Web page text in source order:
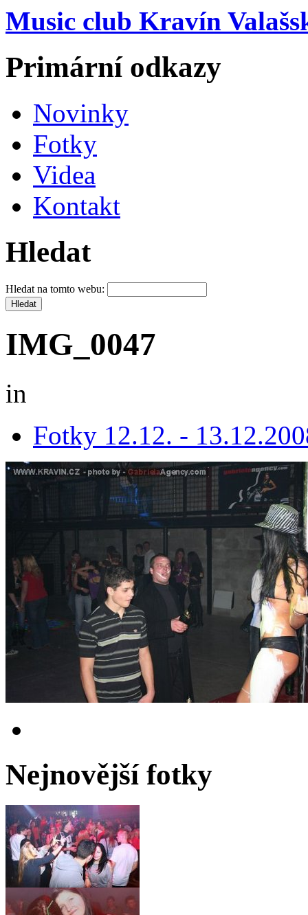
Music club Kravín
Primární odkazy
Novinky
Fotky
Videa
Kontakt
Hledat
Hledat na tomto webu:
IMG_0047
in
Fotky 12.12. -
Nejnovější fotky